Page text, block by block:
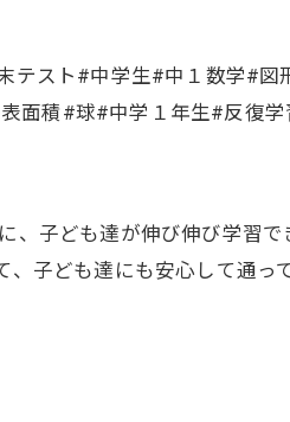
テスト#中学生#中１数学#
面積#球#中学１年生#反復
、子ども達が伸び伸び学習で
子ども達にも安心して通っ